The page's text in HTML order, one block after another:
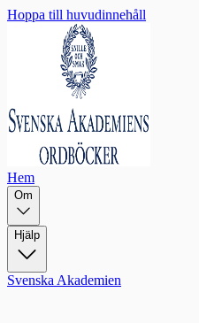
Hoppa till huvudinnehåll
Hem
Om
Hjälp
Svenska Akademien